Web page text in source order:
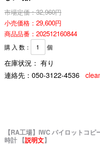
市場定価：32,960円
小売価格：29,600円
商品品番：202512160844
購 入 数： 個
在庫状況： 有り
連絡先： 050-3122-4536
【RA工場】IWC パイロットコ
時計 【説明文】